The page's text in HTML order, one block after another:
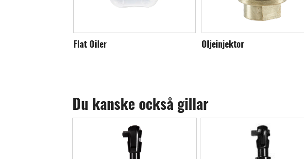
Oljeinjektor Intagskontakt-1
Du kanske också gillar